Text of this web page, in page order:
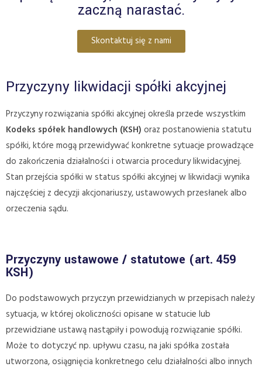
zaczną narastać.
Skontaktuj się z nami
Przyczyny likwidacji spółki akcyjnej
Przyczyny rozwiązania spółki akcyjnej określa przede wszystkim
Kodeks spółek handlowych (KSH) oraz postanowienia statutu
spółki, które mogą przewidywać konkretne sytuacje prowadzące
do zakończenia działalności i otwarcia procedury likwidacyjnej.
Stan przejścia spółki w status spółki akcyjnej w likwidacji wynika
najczęściej z decyzji akcjonariuszy, ustawowych przesłanek albo
orzeczenia sądu.
Przyczyny ustawowe / statutowe (art. 459
KSH)
Do podstawowych przyczyn przewidzianych w przepisach należy
sytuacja, w której okoliczności opisane w statucie lub
przewidziane ustawą nastąpiły i powodują rozwiązanie spółki.
Może to dotyczyć np. upływu czasu, na jaki spółka została
utworzona, osiągnięcia konkretnego celu działalności albo innych